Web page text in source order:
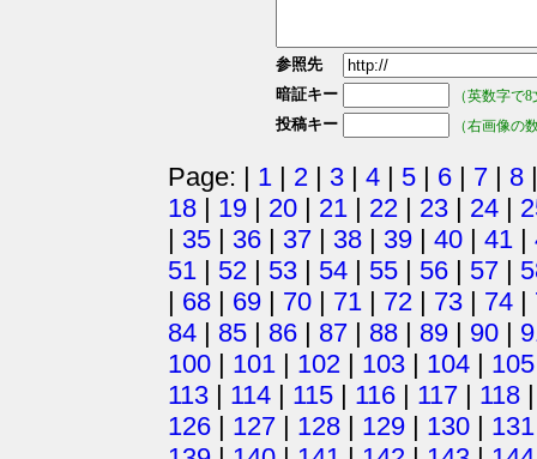
参照先
暗証キー
（英数字で
投稿キー （右画像の
Page: | 1 | 2 | 3 | 4 | 5 | 6 | 7 | 8
18 | 19 | 20 | 21 | 22 | 23 | 24 |
| 35 | 36 | 37 | 38 | 39 | 40 | 41 |
51 | 52 | 53 | 54 | 55 | 56 | 57 |
| 68 | 69 | 70 | 71 | 72 | 73 | 74 |
84 | 85 | 86 | 87 | 88 | 89 | 90 |
100 | 101 | 102 | 103 | 104 | 105
113 | 114 | 115 | 116 | 117 | 118
126 | 127 | 128 | 129 | 130 | 131